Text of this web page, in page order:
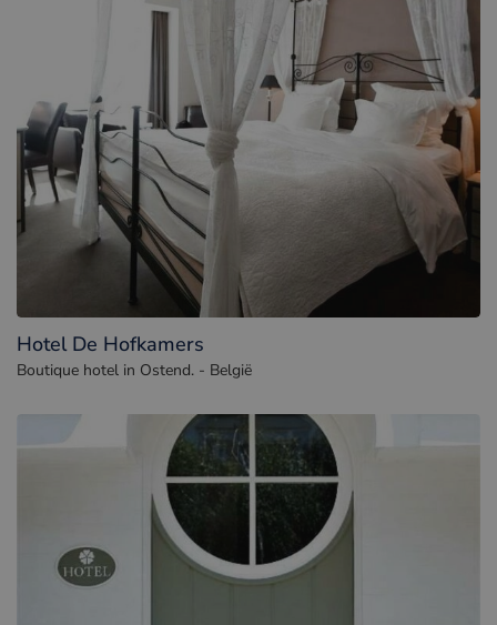
Hotel De Hofkamers
Boutique hotel in Ostend. - België